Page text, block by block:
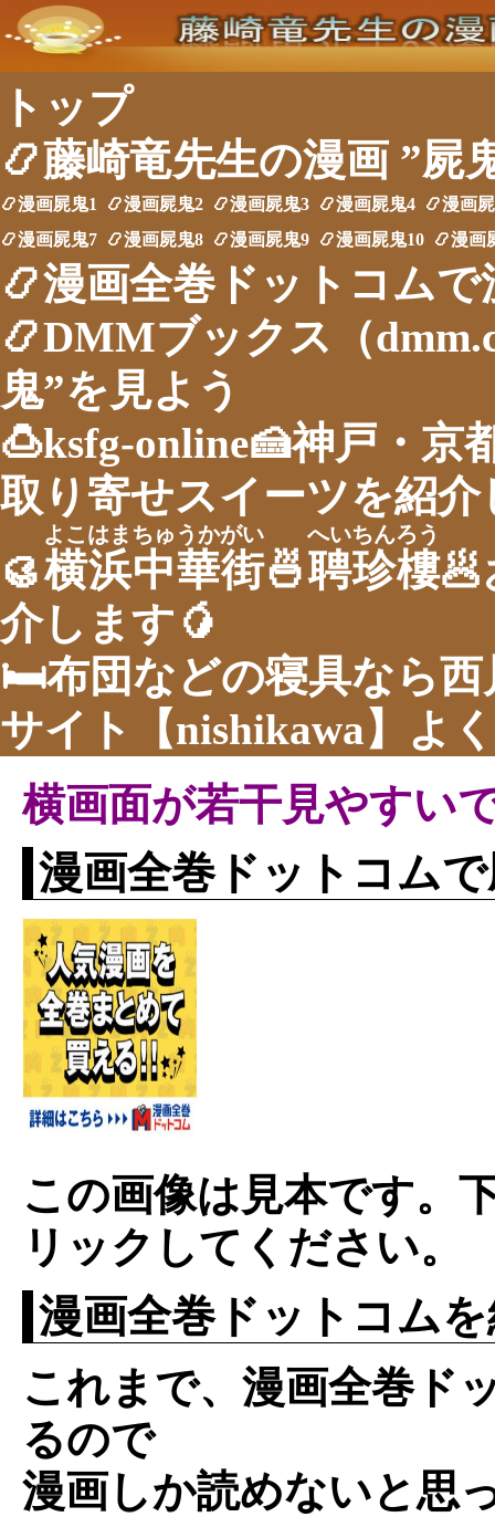
トップ
📿藤崎竜先生の漫画 ”屍
📿漫画屍鬼1 📿漫画屍鬼2 📿漫画屍鬼3 📿漫画屍鬼4 📿漫画
📿漫画屍鬼7 📿漫画屍鬼8 📿漫画屍鬼9 📿漫画屍鬼10 📿漫画
📿漫画全巻ドットコム
📿DMMブックス（
鬼”を見よう
🍮ksfg-online🍰神戸・京
取り寄せスイーツを紹介
🥮横浜中華街
よこはまちゅうかがい
🍜聘珍樓
へいちんろう
🥟
介します🥭
🛏布団などの寝具なら西
サイト【nishikawa】よ
横画面が若干見やすい
漫画全巻ドットコム
この画像は見本です。
リックしてください。
漫画全巻ドットコム
これまで、漫画全巻ド
るので
漫画しか読めないと思